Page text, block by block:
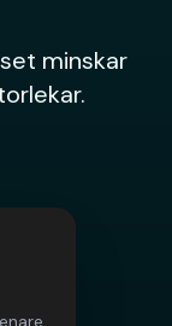
minskar